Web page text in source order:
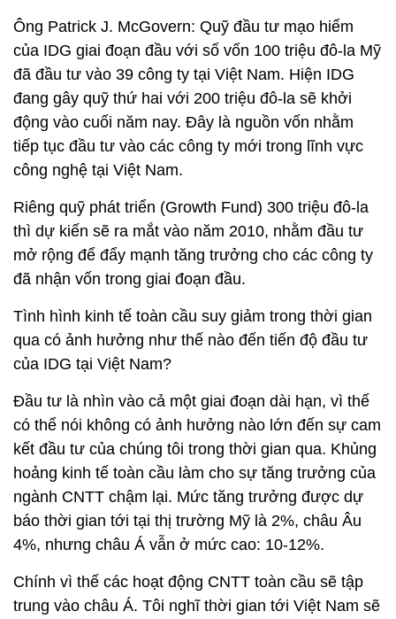
Ông Patrick J. McGovern: Quỹ đầu tư mạo hiểm
của IDG giai đoạn đầu với số vốn 100 triệu đô-la Mỹ
đã đầu tư vào 39 công ty tại Việt Nam. Hiện IDG
đang gây quỹ thứ hai với 200 triệu đô-la sẽ khởi
động vào cuối năm nay. Đây là nguồn vốn nhằm
tiếp tục đầu tư vào các công ty mới trong lĩnh vực
công nghệ tại Việt Nam.
Riêng quỹ phát triển (Growth Fund) 300 triệu đô-la
thì dự kiến sẽ ra mắt vào năm 2010, nhằm đầu tư
mở rộng để đẩy mạnh tăng trưởng cho các công ty
đã nhận vốn trong giai đoạn đầu.
Tình hình kinh tế toàn cầu suy giảm trong thời gian
qua có ảnh hưởng như thế nào đến tiến độ đầu tư
của IDG tại Việt Nam?
Đầu tư là nhìn vào cả một giai đoạn dài hạn, vì thế
có thể nói không có ảnh hưởng nào lớn đến sự cam
kết đầu tư của chúng tôi trong thời gian qua. Khủng
hoảng kinh tế toàn cầu làm cho sự tăng trưởng của
ngành CNTT chậm lại. Mức tăng trưởng được dự
báo thời gian tới tại thị trường Mỹ là 2%, châu Âu
4%, nhưng châu Á vẫn ở mức cao: 10-12%.
Chính vì thế các hoạt động CNTT toàn cầu sẽ tập
trung vào châu Á. Tôi nghĩ thời gian tới Việt Nam sẽ